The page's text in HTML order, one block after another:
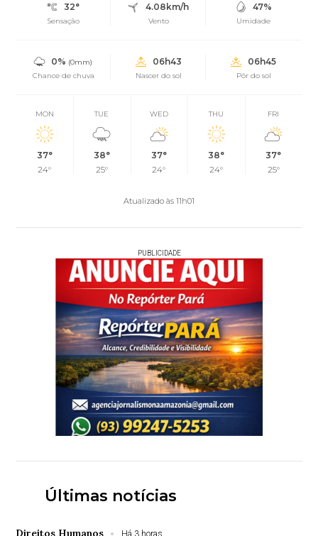
32°
Sensação
4.08km/h
Vento
47%
Umidade
0% (0mm)
Chance de chuva
06h43
Nascer do sol
06h45
Pôr do sol
MON
37°
24°
TUE
38°
25°
WED
37°
24°
THU
38°
24°
FRI
37°
25°
Atualizado às 11h01
PUBLICIDADE
Últimas notícias
Direitos Humanos Há 3 horas